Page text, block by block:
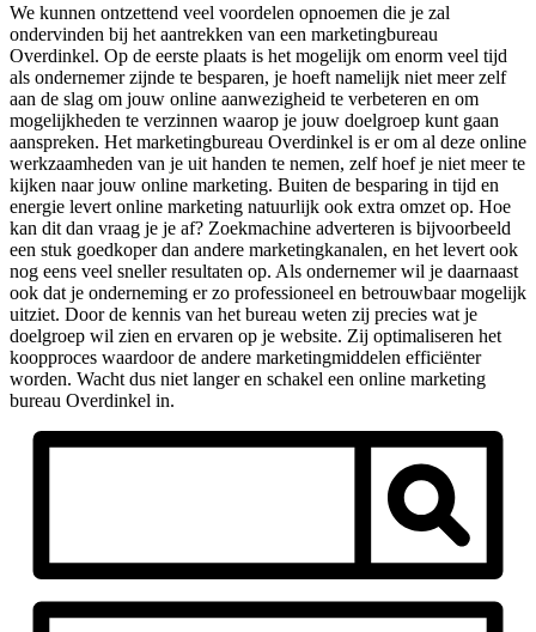
We kunnen ontzettend veel voordelen opnoemen die je zal
ondervinden bij het aantrekken van een marketingbureau
Overdinkel. Op de eerste plaats is het mogelijk om enorm veel tijd
als ondernemer zijnde te besparen, je hoeft namelijk niet meer zelf
aan de slag om jouw online aanwezigheid te verbeteren en om
mogelijkheden te verzinnen waarop je jouw doelgroep kunt gaan
aanspreken. Het marketingbureau Overdinkel is er om al deze online
werkzaamheden van je uit handen te nemen, zelf hoef je niet meer te
kijken naar jouw online marketing. Buiten de besparing in tijd en
energie levert online marketing natuurlijk ook extra omzet op. Hoe
kan dit dan vraag je je af? Zoekmachine adverteren is bijvoorbeeld
een stuk goedkoper dan andere marketingkanalen, en het levert ook
nog eens veel sneller resultaten op. Als ondernemer wil je daarnaast
ook dat je onderneming er zo professioneel en betrouwbaar mogelijk
uitziet. Door de kennis van het bureau weten zij precies wat je
doelgroep wil zien en ervaren op je website. Zij optimaliseren het
koopproces waardoor de andere marketingmiddelen efficiënter
worden. Wacht dus niet langer en schakel een online marketing
bureau Overdinkel in.